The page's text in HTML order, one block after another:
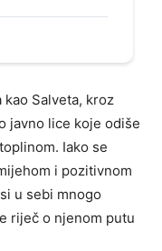
kao Salveta, kroz
javno lice koje odiše
Iako se
i pozitivnom
u sebi mnogo
riječ o njenom putu